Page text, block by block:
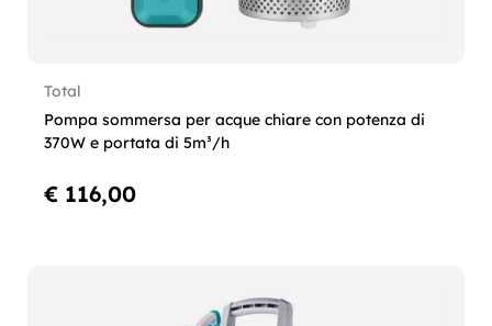
Total
Pompa sommersa per acque chiare con potenza di
370W e portata di 5m³/h
€ 116,00